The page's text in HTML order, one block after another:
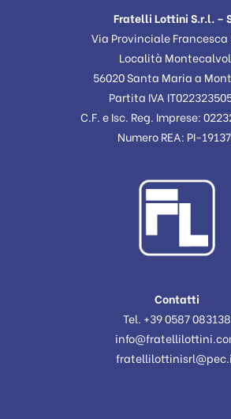
Fratelli Lottini S.r.l. –
Via Provinciale
Località
56020 Santa Maria a
Partita IVA
C.F. e Isc. Reg. Imprese:
Numero REA: PI-
Contatti
Tel. +39 0587 083138